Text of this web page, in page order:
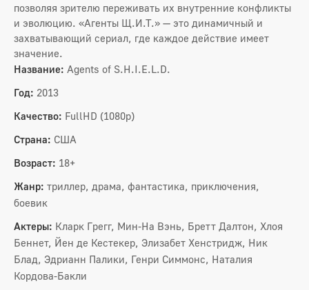
позволяя зрителю переживать их внутренние конфликты
и эволюцию. «Агенты Щ.И.Т.» — это динамичный и
захватывающий сериал, где каждое действие имеет
значение.
Название: Agents of S.H.I.E.L.D.
Год: 2013
Качество: FullHD (1080p)
Страна: США
Возраст: 18+
Жанр: триллер, драма, фантастика, приключения,
боевик
Актеры: Кларк Грегг, Мин-На Вэнь, Бретт Далтон, Хлоя
Беннет, Йен де Кестекер, Элизабет Хенстридж, Ник
Блад, Эдрианн Палики, Генри Симмонс, Наталия
Кордова-Бакли